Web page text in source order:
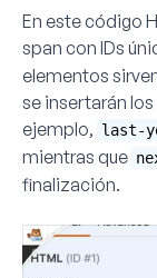
En este código
span con IDs
elementos
se insertarán
ejemplo, last-
mientras que
finalización.